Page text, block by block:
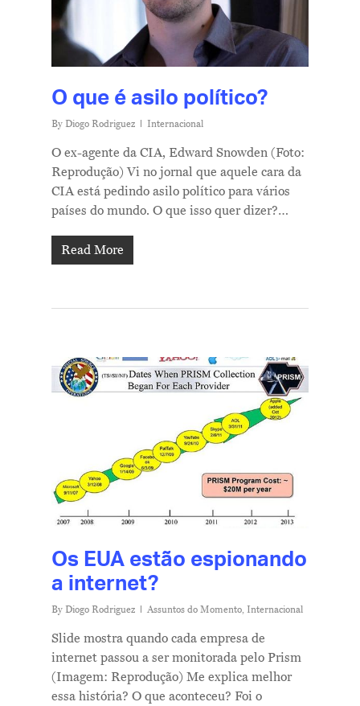
O que é asilo político?
By Diogo Rodriguez Internacional
O ex-agente da CIA, Edward Snowden (Foto:
Reprodução) Vi no jornal que aquele cara da
CIA está pedindo asilo político para vários
países do mundo. O que isso quer dizer?…
Read More
Os EUA estão espionando
a internet?
By Diogo Rodriguez Assuntos do Momento, Internacional
Slide mostra quando cada empresa de
internet passou a ser monitorada pelo Prism
(Imagem: Reprodução) Me explica melhor
essa história? O que aconteceu? Foi o